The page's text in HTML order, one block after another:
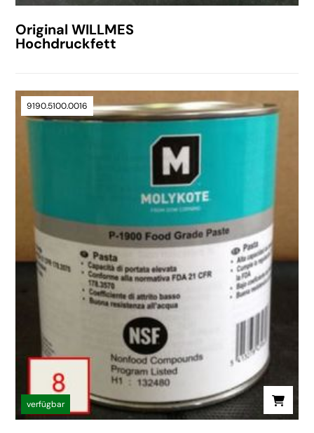
Original WILLMES
Hochdruckfett
9190.5100.0016
verfügbar